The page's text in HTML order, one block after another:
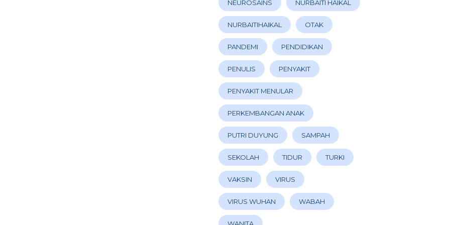
NEUROSAINS NURBAITI HAIKAL
NURBAITIHAIKAL OTAK
PANDEMI PENDIDIKAN
PENULIS PENYAKIT
PENYAKIT MENULAR
PERKEMBANGAN ANAK
PUTRI DUYUNG SAMPAH
SEKOLAH TIDUR TURKI
VAKSIN VIRUS
VIRUS WUHAN WABAH